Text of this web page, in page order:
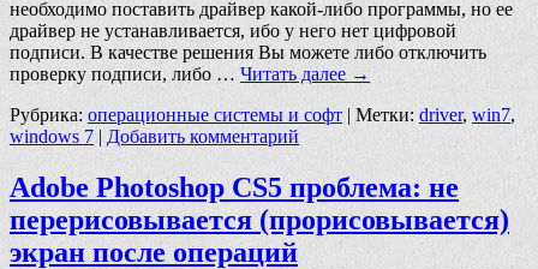
необходимо поставить драйвер какой-либо программы, но ее
драйвер не устанавливается, ибо у него нет цифровой
подписи. В качестве решения Вы можете либо отключить
проверку подписи, либо … Читать далее →
Рубрика: операционные системы и софт | Метки: driver, win7,
windows 7 | Добавить комментарий
Adobe Photoshop CS5 проблема: не
перерисовывается (прорисовывается)
экран после операций